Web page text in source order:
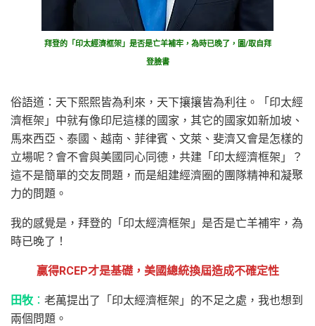
拜登的「印太經濟框架」是否是亡羊補牢，為時已晚了，圖/取自拜
登臉書
俗語道：天下熙熙皆為利來，天下攘攘皆為利往。「印太經
濟框架」中就有像印尼這樣的國家，其它的國家如新加坡、
馬來西亞、泰國、越南、菲律賓、文萊、斐濟又會是怎樣的
立場呢？會不會與美國同心同德，共建「印太經濟框架」？
這不是簡單的交友問題，而是組建經濟圈的團隊精神和凝聚
力的問題。
我的感覺是，拜登的「印太經濟框架」是否是亡羊補牢，為
時已晚了！
贏得RCEP才是基礎，美國總統換屆造成不確定性
田牧 ： 老萬提出了「印太經濟框架」的不足之處，我也想到
兩個問題。